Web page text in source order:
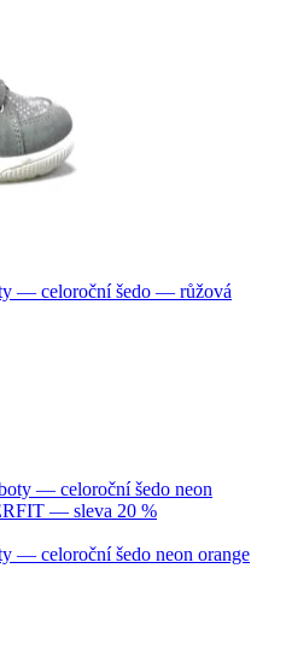
— celoroční šedo — růžová
— celoroční šedo neon orange